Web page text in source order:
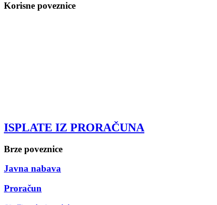
Korisne poveznice
ISPLATE IZ PRORAČUNA
Brze poveznice
Javna nabava
Proračun